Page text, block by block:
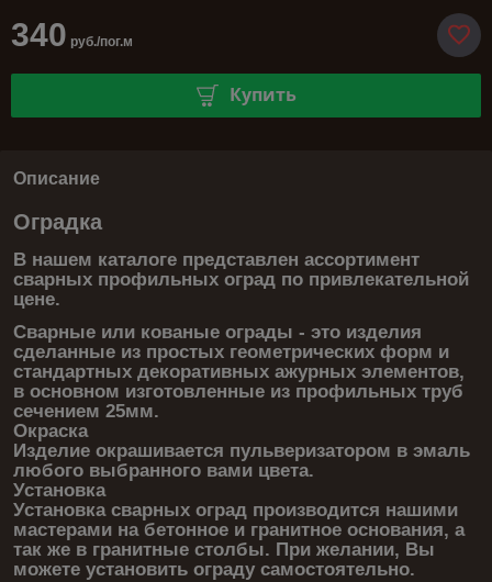
340 руб./пог.м
Купить
Описание
Оградка
В нашем каталоге представлен ассортимент
сварных профильных оград по привлекательной
цене.
Сварные или кованые ограды - это изделия
сделанные из простых геометрических форм и
стандартных декоративных ажурных элементов,
в основном изготовленные из профильных труб
сечением 25мм.
Окраска
Изделие окрашивается пульверизатором в эмаль
любого выбранного вами цвета.
Установка
Установка сварных оград производится нашими
мастерами на бетонное и гранитное основания, а
так же в гранитные столбы. При желании, Вы
можете установить ограду самостоятельно.